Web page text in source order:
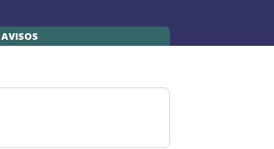
AVISOS